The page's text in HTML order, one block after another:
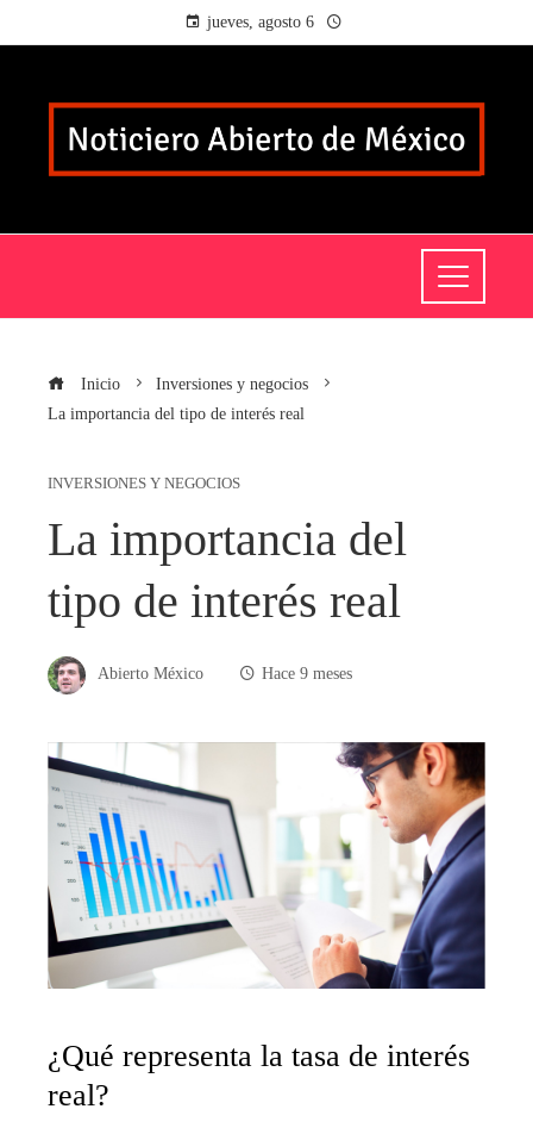
jueves, agosto 6
Inicio
Inversiones y negocios
La importancia del tipo de interés real
INVERSIONES Y NEGOCIOS
La importancia del
tipo de interés real
Abierto México Hace 9 meses
¿Qué representa la tasa de interés
real?